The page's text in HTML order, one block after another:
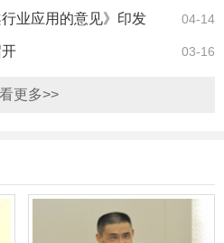
04-14
业应用的意见》印发
03-16
更多>>